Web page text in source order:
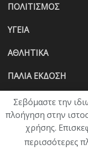
ΠΟΛΙΤΙΣΜΟΣ
ΥΓΕΙΑ
ΑΘΛΗΤΙΚΑ
ΠΑΛΙΑ ΕΚΔΟΣΗ
Σεβόμαστε την
πλοήγηση στην
χρήσης.
περισσότερες